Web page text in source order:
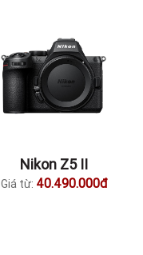
Nikon Z5 II
Giá từ: 40.490.000đ